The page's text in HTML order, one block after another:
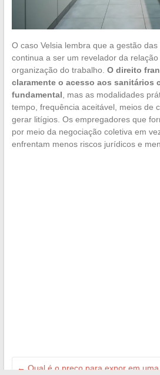
O caso Velsia lembra que a gestão
continua a ser um revelador da
organização do trabalho. O direito
claramente o acesso aos sanitários
fundamental , mas as modalidades
tempo, frequência aceitável, meios de
gerar litígios. Os empregadores que
por meio da negociação coletiva em
enfrentam menos riscos jurídicos e
← Qual é o preço para expor em